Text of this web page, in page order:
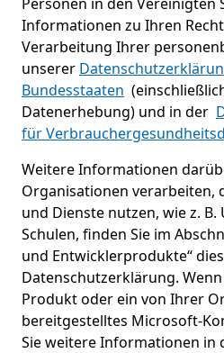
Informationen zu Ihren
Verarbeitung Ihrer
unserer
Bundesstaaten
Datenerhebung) und in der
für
Weitere Informationen
Organisationen verarbeiten,
und Dienste nutzen, wie z.
Schulen, finden Sie im
und Entwicklerprodukte“
Datenschutzerklärung.
Produkt oder ein von Ihrer
bereitgestelltes Microsoft-
Sie weitere Informationen in